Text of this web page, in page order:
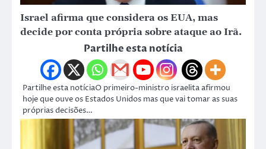
Israel afirma que considera os EUA, mas
decide por conta própria sobre ataque ao Irã.
Partilhe esta notícia
Partilhe esta notíciaO primeiro-ministro israelita afirmou
hoje que ouve os Estados Unidos mas que vai tomar as suas
próprias decisões…